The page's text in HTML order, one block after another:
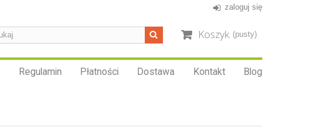
zaloguj się
Koszyk (pusty)
Regulamin Płatności Dostawa Kontakt Blog